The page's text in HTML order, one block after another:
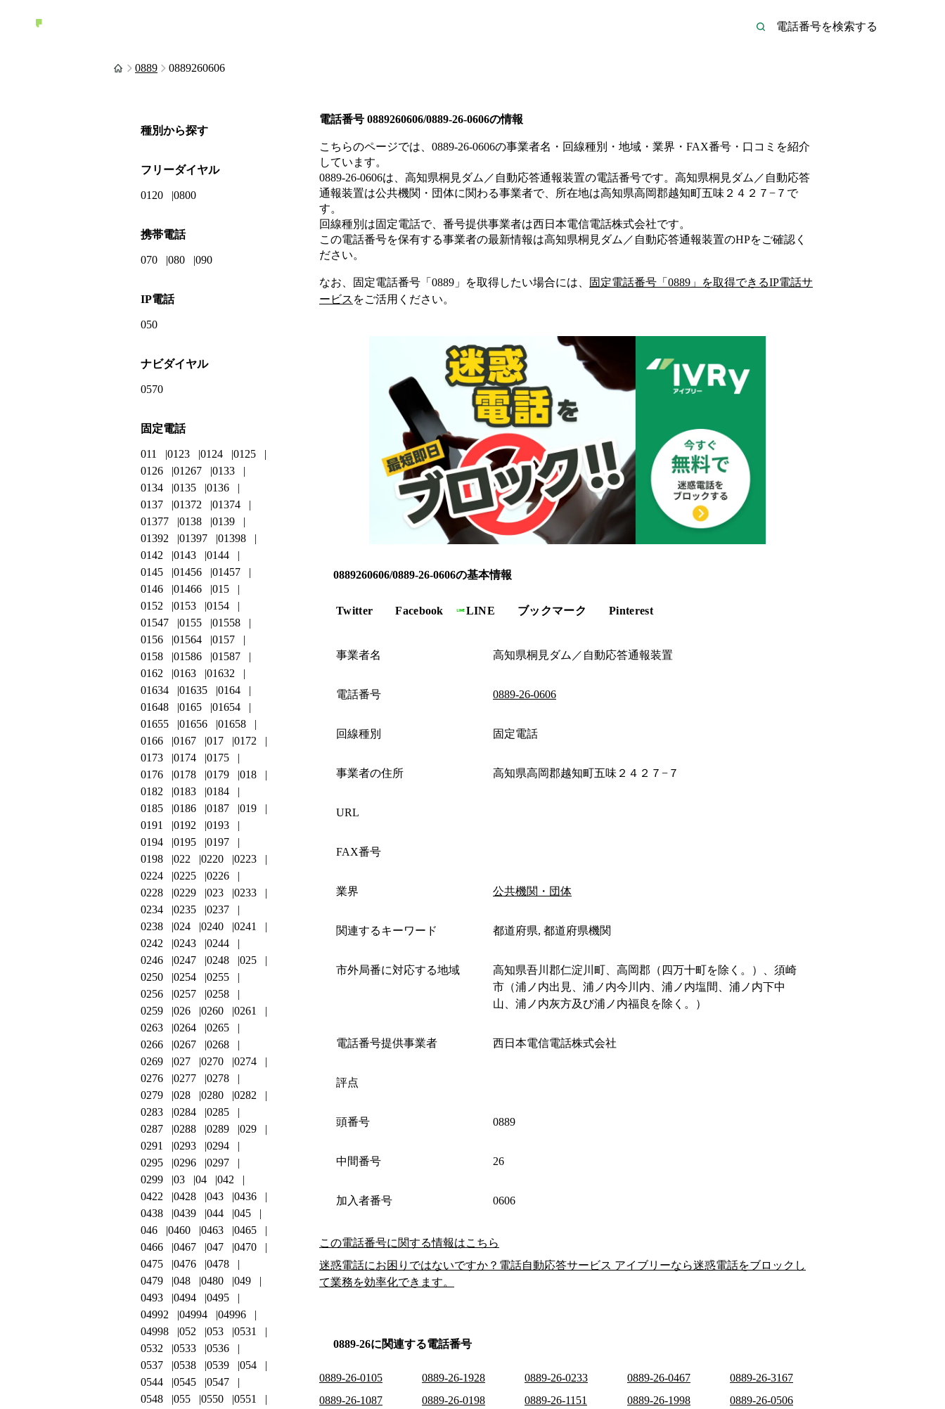
0889 0889260606
電話番号 0889260606/0889-26-0606の情報
こちらのページでは、 0889-26-0606の事業者名・回線種別・地域・業界・FAX番号・口コミを紹介
しています。
0889-26-0606は、 高知県桐見ダム／自動応答通報装置の電話番号です。 高知県桐見ダム／自動応答
通報装置は公共機関・団体に関わる事業者で、所在地は高知県高岡郡越知町五味２４２７−７ で
す。
回線種別は固定電話で、番号提供事業者は西日本電信電話株式会社です。
この電話番号を保有する事業者の最新情報は高知県桐見ダム／自動応答通報装置のHPをご確認く
ださい。
なお、固定電話番号「 0889 」を取得したい場合には、 固定電話番号「 0889 」を取得できるIP電話サ
ービス をご活用ください。
0889260606/0889-26-0606の基本情報
Twitter Facebook LINE ブックマーク Pinterest
事業者名 高知県桐見ダム／自動応答通報装置
電話番号 0889-26-0606
回線種別 固定電話
事業者の住所 高知県高岡郡越知町五味２４２７−７
URL
FAX番号
業界 公共機関・団体
関連するキーワード 都道府県, 都道府県機関
市外局番に対応する地域
高知県吾川郡仁淀川町、高岡郡（四万十町を除く。）、須崎
市（浦ノ内出見、浦ノ内今川内、浦ノ内塩間、浦ノ内下中
山、浦ノ内灰方及び浦ノ内福良を除く。）
電話番号提供事業者 西日本電信電話株式会社
評点
頭番号 0889
中間番号 26
加入者番号 0606
この電話番号に関する情報はこちら
迷惑電話にお困りではないですか？電話自動応答サービス アイブリーなら迷惑電話をブロックし
て業務を効率化できます。
0889-26に関連する電話番号
0889-26-0105 0889-26-1928 0889-26-0233 0889-26-0467
0889-26-3167
0889-26-1087
0889-26-0198 0889-26-1151 0889-26-1998
0889-26-0506
種別から探す
フリーダイヤル
0120 0800
携帯電話
070 080 090
IP電話
050
ナビダイヤル
0570
固定電話
011 0123 0124
0125
0126
01267
0133
0134
0135
0136
0137
01372
01374
01377
0138
0139
01392
01397
01398
0142
0143
0144
0145
01456
01457
0146
01466
015
0152
0153
0154
01547
0155
01558
0156
01564
0157
0158
01586
01587
0162
0163
01632
01634
01635
0164
01648
0165
01654
01655
01656
01658
0166
0167 017
0172
0173
0174
0175
0176
0178 0179
018
0182
0183
0184
0185
0186 0187
019
0191
0192
0193
0194
0195
0197
0198
022 0220
0223
0224
0225
0226
0228
0229 023
0233
0234
0235
0237
0238
024 0240
0241
0242
0243
0244
0246
0247 0248
025
0250
0254
0255
0256
0257
0258
0259
026 0260
0261
0263
0264
0265
0266
0267
0268
0269
027 0270
0274
0276
0277
0278
0279
028 0280
0282
0283
0284
0285
0287
0288 0289
029
0291
0293
0294
0295
0296
0297
0299
03 04
042
0422
0428 043
0436
0438
0439 044
045
046
0460 0463
0465
0466
0467 047
0470
0475
0476
0478
0479
048 0480
049
0493
0494
0495
04992
04994
04996
04998
052 053
0531
0532
0533
0536
0537
0538 0539
054
0544
0545
0547
0548
055 0550
0551